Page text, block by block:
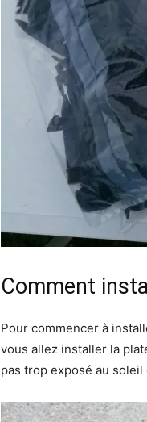
Comment
Pour commencer à
vous allez installer la
pas trop exposé au